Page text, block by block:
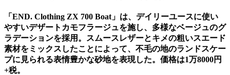
「END. Clothing ZX 700 Boat」は、デイリーユースに使い
やすいデザートカモフラージュを施し、多様なベージュのグ
ラデーションを採用。スムースレザーとキメの粗いスエード
素材をミックスしたことによって、不毛の地のランドスケー
プに見られる表情豊かな砂地を表現した。価格は1万8000円
+税。